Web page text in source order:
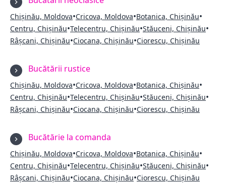
Chișinău, Moldova•Cricova, Moldova•Botanica, Chișinău•
Centru, Chișinău•Telecentru, Chișinău•Stăuceni, Chișinău•
Râșcani, Chișinău•Ciocana, Chișinău•Ciorescu, Chișinău
Bucătării rustice
Chișinău, Moldova•Cricova, Moldova•Botanica, Chișinău•
Centru, Chișinău•Telecentru, Chișinău•Stăuceni, Chișinău•
Râșcani, Chișinău•Ciocana, Chișinău•Ciorescu, Chișinău
Bucătărie la comanda
Chișinău, Moldova•Cricova, Moldova•Botanica, Chișinău•
Centru, Chișinău•Telecentru, Chișinău•Stăuceni, Chișinău•
Râșcani, Chișinău•Ciocana, Chișinău•Ciorescu, Chișinău